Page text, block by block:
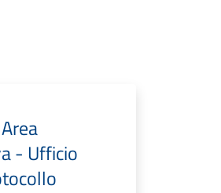
- Ufficio